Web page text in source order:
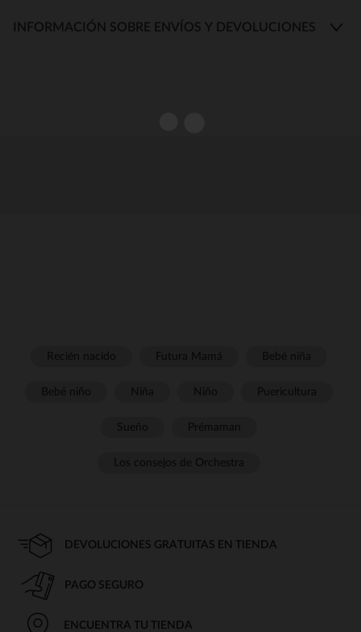
INFORMACIÓN SOBRE ENVÍOS Y DEVOLUCIONES
DEVOLUCIONES GRATUITAS EN TIENDA
PAGO SEGURO
ENCUENTRA TU TIENDA